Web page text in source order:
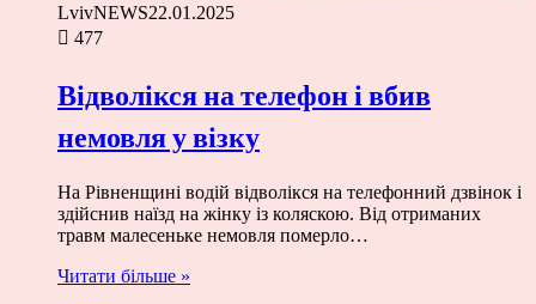
LvivNEWS22.01.2025
477
Відволікся на телефон і вбив
немовля у візку
На Рівненщині водій відволікся на телефонний дзвінок і
здійснив наїзд на жінку із коляскою. Від отриманих
травм малесеньке немовля померло…
Читати більше »